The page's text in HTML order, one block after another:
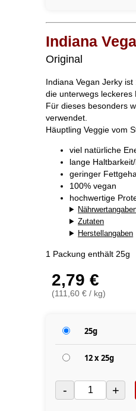
Indiana
Original
Indiana Vegan Jerky
die unterwegs leckeres
Für dieses besonders
verwendet.
Häuptling Veggie vom
viel natürliche
lange
geringer
100% vegan
hochwertige
Zutaten
Herstellangaben
1 Packung enthält 25g
2,79 €
(111,60 € / kg)
25g
12 x 25g
- +